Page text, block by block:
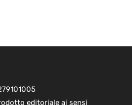
editoriale ai sensi